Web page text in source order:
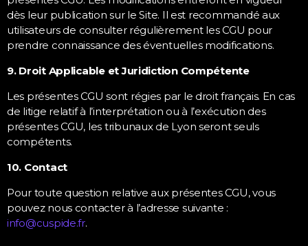
dès leur publication sur le Site. Il est recommandé aux
utilisateurs de consulter régulièrement les CGU pour
prendre connaissance des éventuelles modifications.
9. Droit Applicable et Juridiction Compétente
Les présentes CGU sont régies par le droit français. En cas
de litige relatif à l’interprétation ou à l’exécution des
présentes CGU, les tribunaux de Lyon seront seuls
compétents.
10. Contact
Pour toute question relative aux présentes CGU, vous
pouvez nous contacter à l’adresse suivante :
info@cuspide.fr.